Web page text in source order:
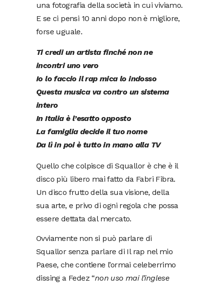
una fotografia della società in cui viviamo.
E se ci pensi 10 anni dopo non è migliore,
forse uguale.
Ti credi un artista finché non ne
incontri uno vero
Io lo faccio il rap mica lo indosso
Questa musica va contro un sistema
intero
In Italia è l’esatto opposto
La famiglia decide il tuo nome
Da lì in poi è tutto in mano alla TV
Quello che colpisce di Squallor è che è il
disco più libero mai fatto da Fabri Fibra.
Un disco frutto della sua visione, della
sua arte, e privo di ogni regola che possa
essere dettata dal mercato.
Ovviamente non si può parlare di
Squallor senza parlare di Il rap nel mio
Paese, che contiene l’ormai celeberrimo
dissing a Fedez “non uso mai l’inglese